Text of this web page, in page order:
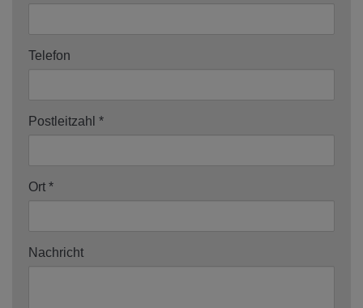
Telefon
Postleitzahl
Ort
Nachricht